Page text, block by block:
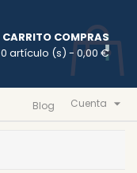
CARRITO COMPRAS
0 artículo (s) - 0,00 €
Cuenta 
Blog